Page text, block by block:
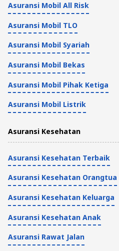
Asuransi Mobil All Risk
Asuransi Mobil TLO
Asuransi Mobil Syariah
Asuransi Mobil Bekas
Asuransi Mobil Pihak Ketiga
Asuransi Mobil Listrik
Asuransi Kesehatan
Asuransi Kesehatan Terbaik
Asuransi Kesehatan Orangtua
Asuransi Kesehatan Keluarga
Asuransi Kesehatan Anak
Asuransi Rawat Jalan